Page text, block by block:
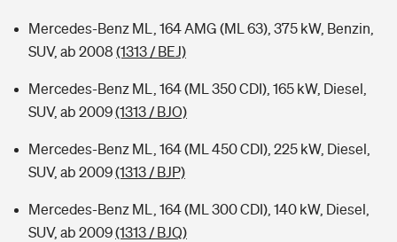
Mercedes-Benz ML, 164 AMG (ML 63), 375 kW, Benzin,
SUV, ab 2008 (1313 / BEJ)
Mercedes-Benz ML, 164 (ML 350 CDI), 165 kW, Diesel,
SUV, ab 2009(1313 / BJO)
Mercedes-Benz ML, 164 (ML 450 CDI), 225 kW, Diesel,
SUV, ab 2009(1313 / BJP)
Mercedes-Benz ML, 164 (ML 300 CDI), 140 kW, Diesel,
SUV, ab 2009(1313 / BJQ)